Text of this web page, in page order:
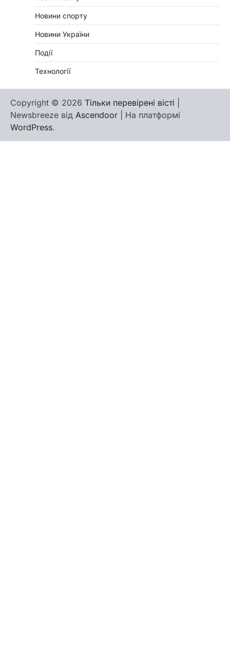
Новини спорту
Новини України
Події
Технології
Copyright © 2026 Тільки перевірені вісті
Newsbreeze від Ascendoor | На платформі
WordPress.